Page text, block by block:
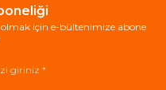
için e-bültenimize abone